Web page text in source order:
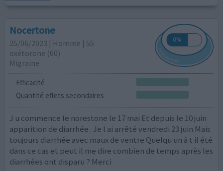
Nocertone
25/06/2023 | Homme | 55
oxétorone (60)
Migraine
Efficacité
Quantité effets secondaires
J u commence le norestone le 17 mai Et depuis le 10 juin
apparition de diarrhée . Je l ai arrêté vendredi 23 juin Mais
toujours diarrhée avec maux de ventre Quelqu un à t il été
dans ce cas et peut il me dire combien de temps après les
diarrhées ont disparu ? Merci